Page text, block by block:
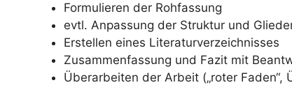
Formulieren der Rohfassung
evtl. Anpassung der Struktur und
Erstellen eines Literaturverzeichnisses
Zusammenfassung und Fazit mit
Überarbeiten der Arbeit („roter